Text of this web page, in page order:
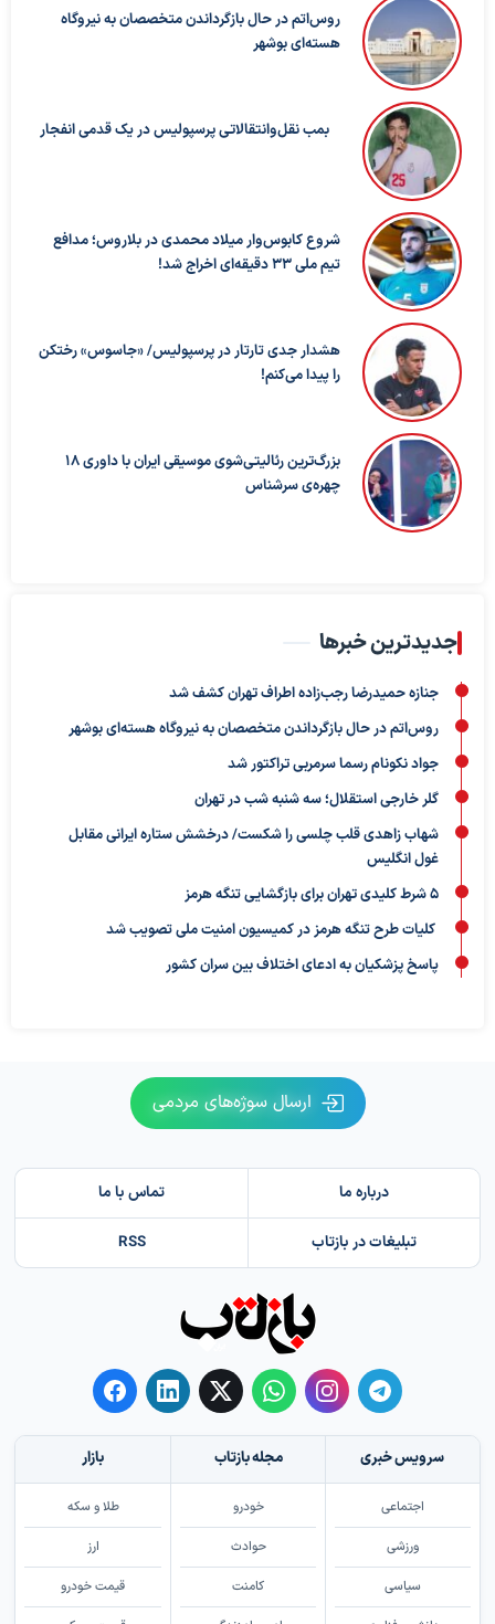
روس‌اتم در حال بازگرداندن متخصصان به نیروگاه
هسته‌ای بوشهر
بمب نقل‌وانتقالاتی پرسپولیس در یک قدمی انفجار
شروع کابوس‌وار میلاد محمدی در بلاروس؛ مدافع
تیم ملی ۳۳ دقیقه‌ای اخراج شد!
هشدار جدی تارتار در پرسپولیس/ «جاسوس» رختکن
را پیدا می‌کنم!
بزرگ‌ترین رئالیتی‌شوی موسیقی ایران با داوری ۱۸
چهره‌ی سرشناس
جدیدترین خبرها
جنازه حمیدرضا رجب‌زاده اطراف تهران کشف شد
روس‌اتم در حال بازگرداندن متخصصان به نیروگاه هسته‌ای بوشهر
جواد نکونام رسما سرمربی تراکتور شد
گلر خارجی استقلال؛ سه شنبه شب در تهران
شهاب زاهدی قلب چلسی را شکست/ درخشش ستاره ایرانی مقابل
غول انگلیس
5 شرط کلیدی تهران برای بازگشایی تنگه هرمز
کلیات طرح تنگه هرمز در کمیسیون امنیت ملی تصویب شد
پاسخ پزشکیان به ادعای اختلاف بین سران کشور
ارسال سوژه‌های مردمی
درباره ما تماس با ما
تبلیغات در بازتاب RSS
سرویس خبری
اجتماعی
ورزشی
سیاسی
مجله بازتاب
خودرو
حوادث
کامنت
بازار
طلا و سکه
ارز
قیمت خودرو